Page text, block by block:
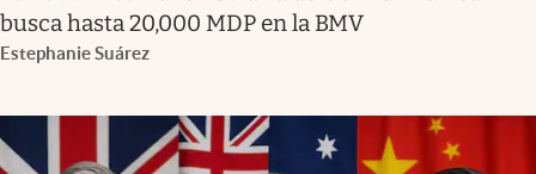
busca hasta 20,000 MDP en la BMV
Estephanie Suárez